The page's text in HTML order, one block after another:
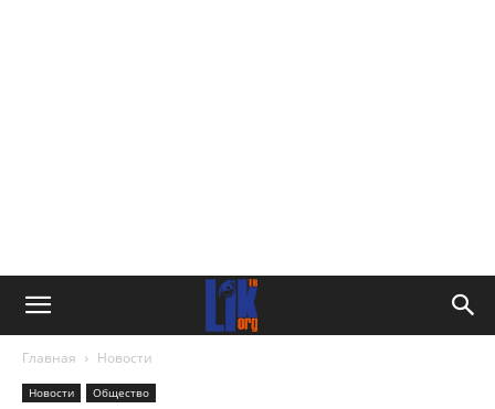
Главная Новости
Новости Общество